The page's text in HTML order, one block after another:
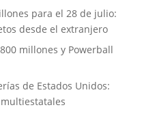
para el 28 de julio:
desde el extranjero
millones y Powerball
de Estados Unidos: